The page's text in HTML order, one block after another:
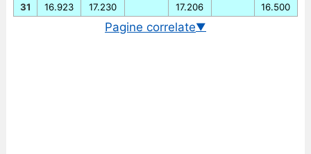
31
16.923
17.230
17.206
16.500
Pagine correlate▼